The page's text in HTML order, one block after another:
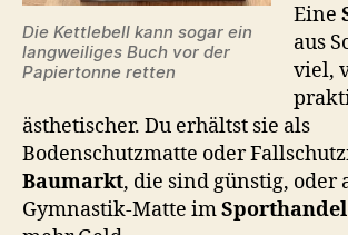
Die Kettlebell kann sogar ein
langweiliges Buch vor der
Papiertonne retten
Eine
aus
viel,
ästhetischer. Du erhältst sie als
Bodenschutzmatte oder
Baumarkt, die sind günstig, oder
Gymnastik-Matte imSporthandel